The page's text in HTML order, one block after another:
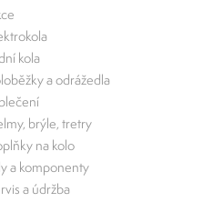
kola
a odrážedla
brýle, tretry
na kolo
a komponenty
a údržba